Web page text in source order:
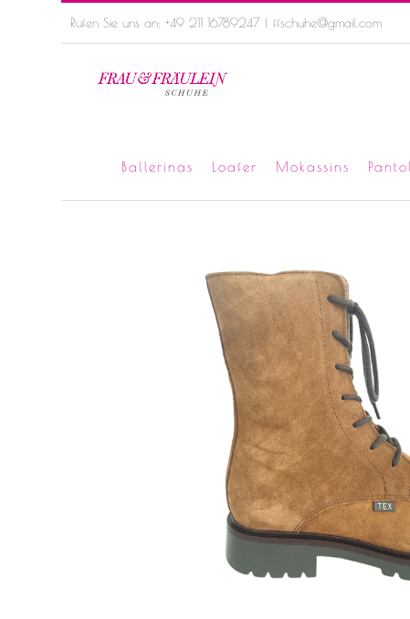
Rufen Sie uns an: +49 211 16789247 | ffschuhe@gmail.com
Ballerinas Loafer Mokassins